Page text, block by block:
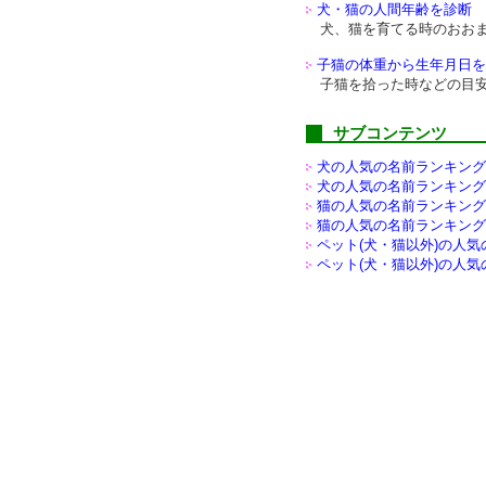
犬・猫の人間年齢を診断
犬、猫を育てる時のおお
子猫の体重から生年月日
子猫を拾った時などの目
サブコンテンツ
犬の人気の名前ランキン
犬の人気の名前ランキン
猫の人気の名前ランキン
猫の人気の名前ランキン
ペット(犬・猫以外)の人気
ペット(犬・猫以外)の人気